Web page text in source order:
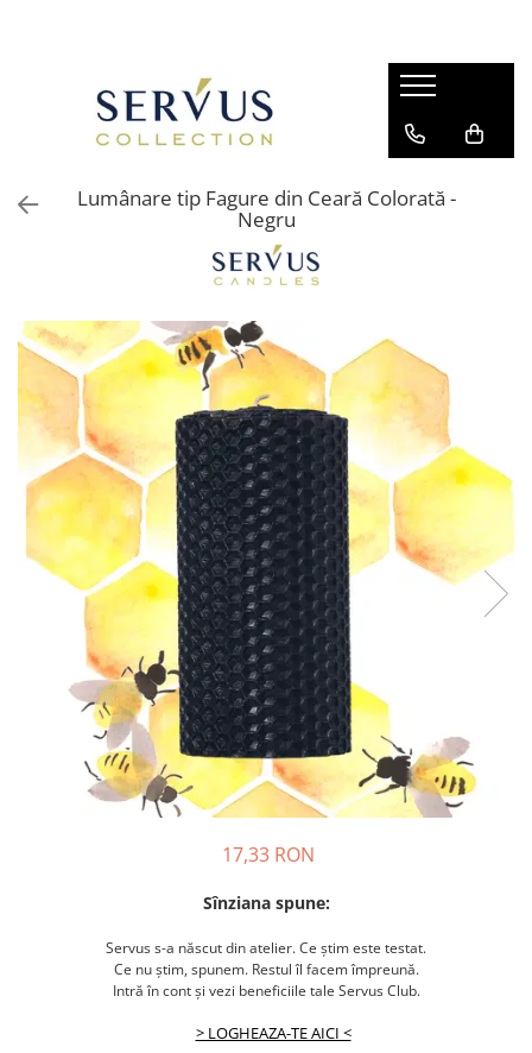
Lumânare tip Fagure din Ceară Colorată -
Negru
17,33 RON
Sînziana spune:
Servus s-a născut din atelier. Ce știm este testat.
Ce nu știm, spunem. Restul îl facem împreună.
Intră în cont și vezi beneficiile tale Servus Club.
> LOGHEAZA-TE AICI <